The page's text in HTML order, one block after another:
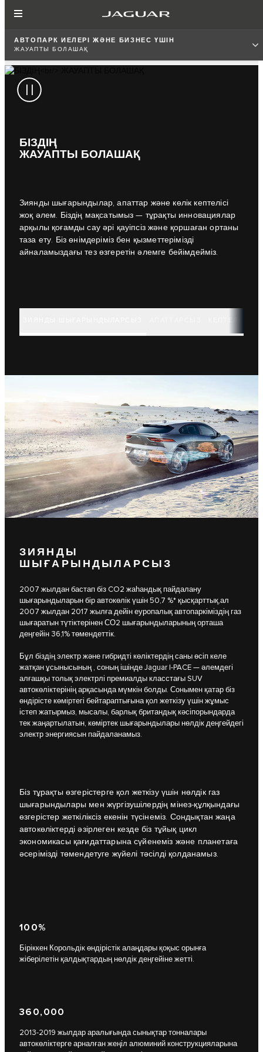
АВТОПАРК ИЕЛЕРІ ЖӘНЕ БИЗНЕС ҮШІН
ЖАУАПТЫ БОЛАШАҚ
БІЗДІҢ
ЖАУАПТЫ БОЛАШАҚ
Зиянды шығарындылар, апаттар және көлік кептелісі
жоқ әлем. Біздің мақсатымыз — тұрақты инновациялар
арқылы қоғамды сау әрі қауіпсіз және қоршаған ортаны
таза ету. Біз өнімдеріміз бен қызметтерімізді
айналамыздағы тез өзгеретін әлемге бейімдейміз.
ЗИЯНДЫ
ШЫҒАРЫНДЫЛАРСЫЗ
2007 жылдан бастап біз CO2 жаһандық пайдалану
шығарындыларын бір автокөлік үшін 50,7 %* қысқарттық,ал
2007 жылдан 2017 жылға дейін еуропалық автопаркіміздің газ
шығаратын түтіктерінен СО2 шығарындыларының орташа
деңгейін 36,1% төмендеттік.
Бұл біздің электр және гибридті көліктердің саны өсіп келе
жатқан ұсынысының , соның ішінде Jaguar I-PACE — әлемдегі
алғашқы толық электрлі премиалды класстағы SUV
автокөліктерінің арқасында мүмкін болды. Сонымен қатар біз
өндірісте көміртегі бейтараптығына қол жеткізу үшін жұмыс
істеп жатырмыз, мысалы, барлық британдық кәсіпорындарда
тек жаңартылатын, көміртек шығарындылары нөлдік деңгейдегі
электр энергиясын пайдаланамыз.
Біз тұрақты өзгерістерге қол жеткізу үшін нөлдік газ
шығарындылары мен жүргізушілердің мінез-құлқындағы
өзгерістер жеткіліксіз екенін түсінеміз. Сондықтан жаңа
автокөліктерді әзірлеген кезде біз тұйық цикл
экономикасы қағидаттарына сүйенеміз және планетаға
әсерімізді төмендетуге жүйелі тәсілді қолданамыз.
100%
Біріккен Корольдік өндірістік алаңдары қоқыс орынға
жіберілетін қалдықтардың нөлдік деңгейіне жетті.
360,000
2013-2019 жылдар аралығында сынықтар тонналары
автокөліктерге арналған жеңіл алюминий конструкцияларына